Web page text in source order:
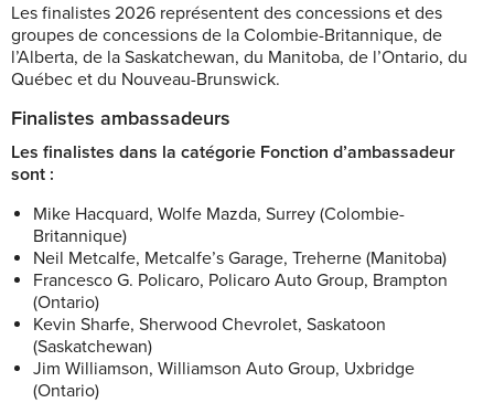
Les finalistes 2026 représentent des concessions et des
groupes de concessions de la Colombie-Britannique, de
l’Alberta, de la Saskatchewan, du Manitoba, de l’Ontario, du
Québec et du Nouveau-Brunswick.
Finalistes ambassadeurs
Les finalistes dans la catégorie Fonction d’ambassadeur
sont :
Mike Hacquard, Wolfe Mazda, Surrey (Colombie-
Britannique)
Neil Metcalfe, Metcalfe’s Garage, Treherne (Manitoba)
Francesco G. Policaro, Policaro Auto Group, Brampton
(Ontario)
Kevin Sharfe, Sherwood Chevrolet, Saskatoon
(Saskatchewan)
Jim Williamson, Williamson Auto Group, Uxbridge
(Ontario)